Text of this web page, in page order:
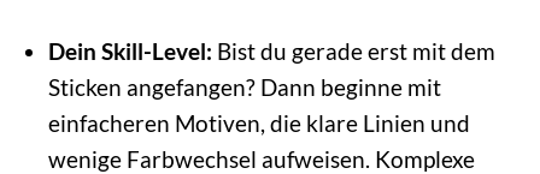
Dein Skill-Level: Bist du gerade erst mit dem
Sticken angefangen? Dann beginne mit
einfacheren Motiven, die klare Linien und
wenige Farbwechsel aufweisen. Komplexe